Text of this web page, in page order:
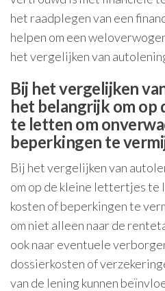
het raadplegen van een
helpen om een
het vergelijken van
Bij het vergelijken
het belangrijk om
te letten om
beperkingen te
Bij het vergelijken van
om op de kleine lettertjes te
kosten of beperkingen te
om niet alleen naar de
ook naar eventuele
dossierkosten of
van de lening kunnen